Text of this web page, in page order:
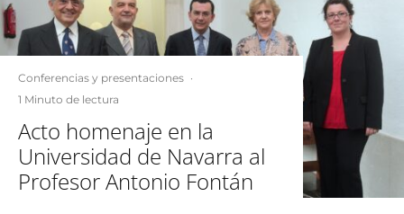
Conferencias y presentaciones ·
1 Minuto de lectura
Acto homenaje en la
Universidad de Navarra al
Profesor Antonio Fontán